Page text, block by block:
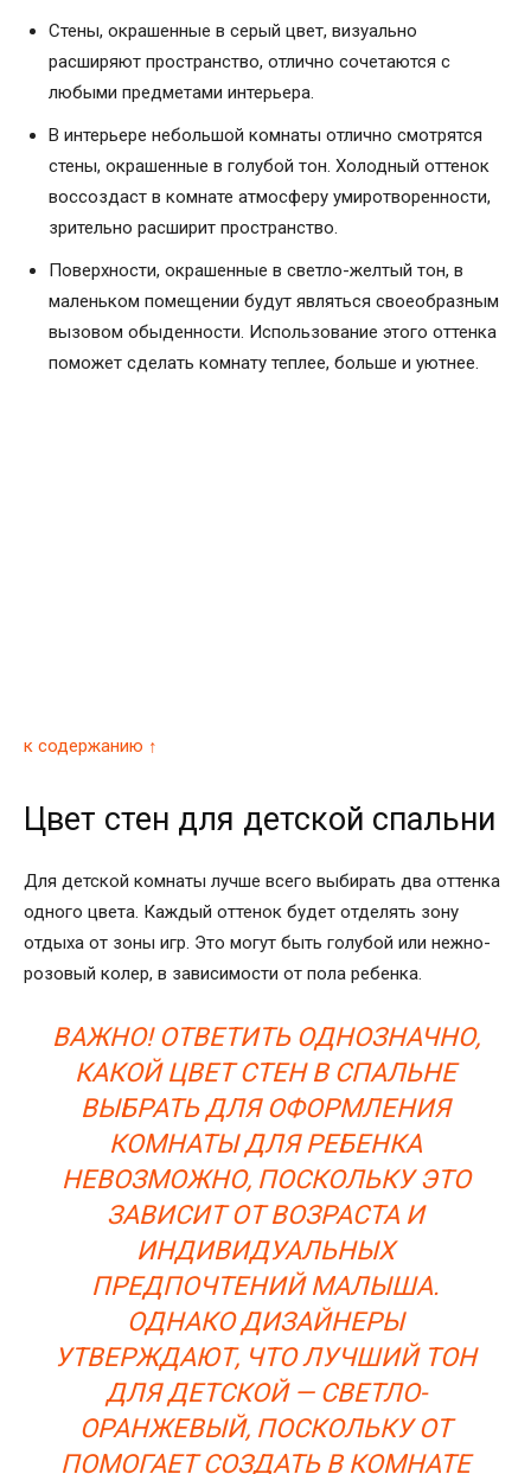
Стены, окрашенные в серый цвет, визуально
расширяют пространство, отлично сочетаются с
любыми предметами интерьера.
В интерьере небольшой комнаты отлично смотрятся
стены, окрашенные в голубой тон. Холодный оттенок
воссоздаст в комнате атмосферу умиротворенности,
зрительно расширит пространство.
Поверхности, окрашенные в светло-желтый тон, в
маленьком помещении будут являться своеобразным
вызовом обыденности. Использование этого оттенка
поможет сделать комнату теплее, больше и уютнее.
к содержанию ↑
Цвет стен для детской спальни
Для детской комнаты лучше всего выбирать два оттенка
одного цвета. Каждый оттенок будет отделять зону
отдыха от зоны игр. Это могут быть голубой или нежно-
розовый колер, в зависимости от пола ребенка.
ВАЖНО! ОТВЕТИТЬ ОДНОЗНАЧНО,
КАКОЙ ЦВЕТ СТЕН В СПАЛЬНЕ
ВЫБРАТЬ ДЛЯ ОФОРМЛЕНИЯ
КОМНАТЫ ДЛЯ РЕБЕНКА
НЕВОЗМОЖНО, ПОСКОЛЬКУ ЭТО
ЗАВИСИТ ОТ ВОЗРАСТА И
ИНДИВИДУАЛЬНЫХ
ПРЕДПОЧТЕНИЙ МАЛЫША.
ОДНАКО ДИЗАЙНЕРЫ
УТВЕРЖДАЮТ, ЧТО ЛУЧШИЙ ТОН
ДЛЯ ДЕТСКОЙ — СВЕТЛО-
ОРАНЖЕВЫЙ, ПОСКОЛЬКУ ОТ
ПОМОГАЕТ СОЗДАТЬ В КОМНАТЕ